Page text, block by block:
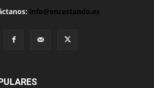
info@encestando.es